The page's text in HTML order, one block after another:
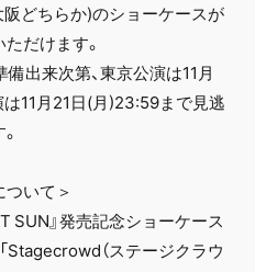
どちらか)のショーケースが
だけます。
出来次第、東京公演は11月
11月21日(月)23:59まで見逃
いて＞
SUN』発売記念ショーケース
Stagecrowd（ステージクラウ